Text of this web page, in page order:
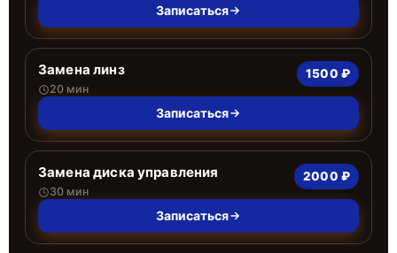
Записаться
Замена линз
20 мин
1500 ₽
Записаться
Замена диска управления
30 мин
2000 ₽
Записаться